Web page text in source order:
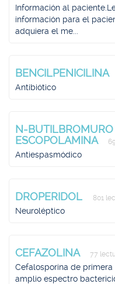
Información al
información para el
adquiera el me...
BENCILPENICILINA
Antibiótico
N-BUTILBROMURO
ESCOPOLAMINA
Antiespasmódico
DROPERIDOL 801
Neuroléptico
CEFAZOLINA 77
Cefalosporina de
amplio espectro